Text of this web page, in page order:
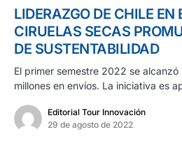
LIDERAZGO DE CHILE EN
CIRUELAS SECAS
DE SUSTENTABILIDAD
El primer semestre 2022 se
millones en envíos. La iniciativa es
Editorial Tour Innovación
29 de agosto de 2022